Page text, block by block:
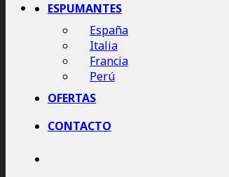
ESPUMANTES
España
Italia
Francia
Perú
OFERTAS
CONTACTO